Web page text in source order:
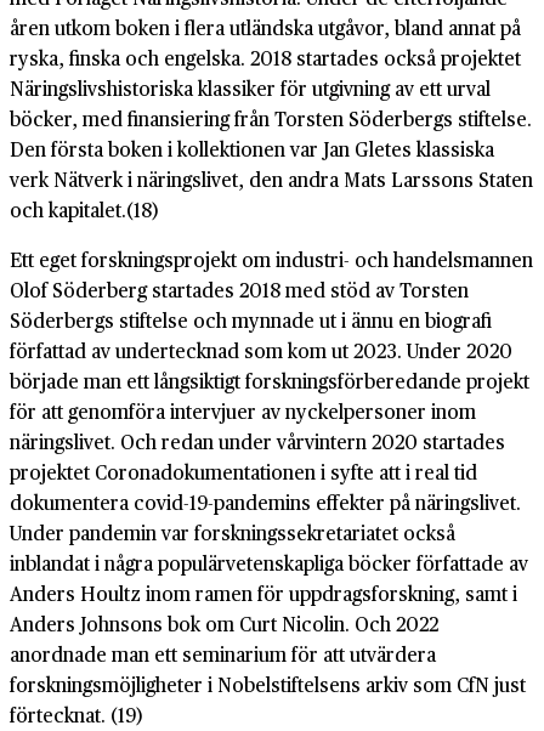
åren utkom boken i flera utländska utgåvor, bland annat på
ryska, finska och engelska. 2018 startades också projektet
Näringslivshistoriska klassiker för utgivning av ett urval
böcker, med finansiering från Torsten Söderbergs stiftelse.
Den första boken i kollektionen var Jan Gletes klassiska
verk Nätverk i näringslivet, den andra Mats Larssons Staten
och kapitalet.(18)
Ett eget forskningsprojekt om industri- och handelsmannen
Olof Söderberg startades 2018 med stöd av Torsten
Söderbergs stiftelse och mynnade ut i ännu en biografi
författad av undertecknad som kom ut 2023. Under 2020
började man ett långsiktigt forskningsförberedande projekt
för att genomföra intervjuer av nyckelpersoner inom
näringslivet. Och redan under vårvintern 2020 startades
projektet Coronadokumentationen i syfte att i real tid
dokumentera covid-19-pandemins effekter på näringslivet.
Under pandemin var forskningssekretariatet också
inblandat i några populärvetenskapliga böcker författade av
Anders Houltz inom ramen för uppdragsforskning, samt i
Anders Johnsons bok om Curt Nicolin. Och 2022
anordnade man ett seminarium för att utvärdera
forskningsmöjligheter i Nobelstiftelsens arkiv som CfN just
förtecknat. (19)